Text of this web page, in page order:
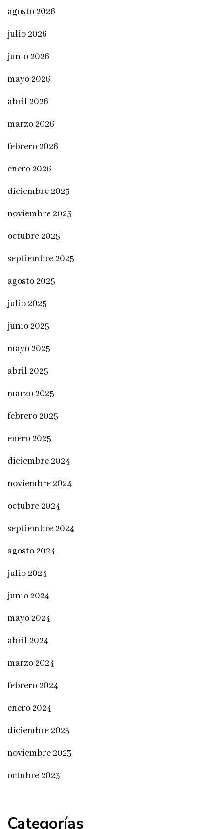
agosto 2026
julio 2026
junio 2026
mayo 2026
abril 2026
marzo 2026
febrero 2026
enero 2026
diciembre 2025
noviembre 2025
octubre 2025
septiembre 2025
agosto 2025
julio 2025
junio 2025
mayo 2025
abril 2025
marzo 2025
febrero 2025
enero 2025
diciembre 2024
noviembre 2024
octubre 2024
septiembre 2024
agosto 2024
julio 2024
junio 2024
mayo 2024
abril 2024
marzo 2024
febrero 2024
enero 2024
diciembre 2023
noviembre 2023
octubre 2023
Categorías